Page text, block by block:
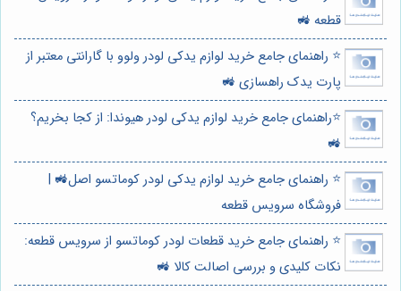
قطعه 🚜
⭐️ راهنمای جامع خرید لوازم یدکی لودر ولوو با گارانتی معتبر از
پارت یدک راهسازی 🚜
⭐️راهنمای جامع خرید لوازم یدکی لودر هیوندا: از کجا بخریم؟
🚜
⭐️ راهنمای جامع خرید لوازم یدکی لودر کوماتسو اصل🚜 |
فروشگاه سرویس قطعه
⭐️ راهنمای جامع خرید قطعات لودر کوماتسو از سرویس قطعه:
نکات کلیدی و بررسی اصالت کالا 🚜